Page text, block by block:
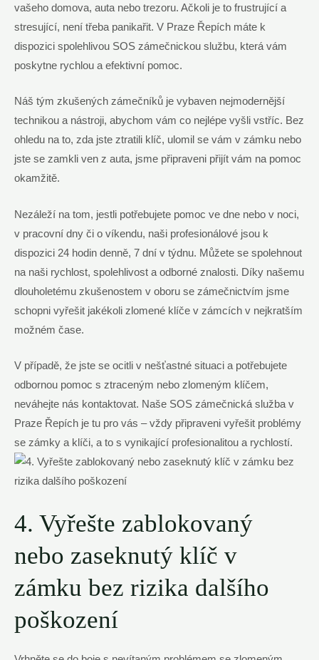
vašeho domova, auta nebo trezoru. Ačkoli je to frustrující a
stresující, není třeba panikařit. V Praze Řepích máte k
dispozici spolehlivou SOS zámečnickou službu, která vám
poskytne rychlou a efektivní pomoc.
Náš tým zkušených zámečníků je vybaven nejmodernější
technikou a nástroji, abychom vám co nejlépe vyšli vstříc. Bez
ohledu na to, zda jste ztratili klíč, ulomil se vám v zámku nebo
jste se zamkli ven z auta, jsme připraveni přijít vám na pomoc
okamžitě.
Nezáleží na tom, jestli potřebujete pomoc ve dne nebo v noci,
v pracovní dny či o víkendu, naši profesionálové jsou k
dispozici 24 hodin denně, 7 dní v týdnu. Můžete se spolehnout
na naši rychlost, spolehlivost a odborné znalosti. Díky našemu
dlouholetému zkušenostem v oboru se zámečnictvím jsme
schopni vyřešit jakékoli zlomené klíče v zámcích v nejkratším
možném čase.
V případě, že jste se ocitli v nešťastné situaci a potřebujete
odbornou pomoc s ztraceným nebo zlomeným klíčem,
neváhejte nás kontaktovat. Naše SOS zámečnická služba v
Praze Řepích je tu pro vás – vždy připraveni vyřešit problémy
se zámky a klíči, a to s vynikající profesionalitou a rychlostí.
4. Vyřešte zablokovaný
nebo zaseknutý klíč v
zámku bez rizika dalšího
poškození